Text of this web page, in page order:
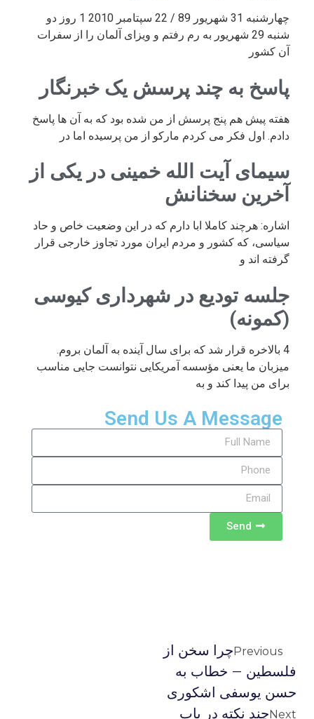
چهارشنبه 31 شهریور 89 / 22 سپتامبر 2010 1 روز دو
شنبه 29 شهریور به رم رفتم و ویزای آلمان را از سفرات
آن کشور
پاسخ به چند پرسش یک خبرنگار
هفته پیش هم پنج پرسش از من شده بود که به آن ها پاسخ
دادم. اول فکر می کردم مارکو از من پرسیده اما در
سیمای آیت الله خمینی در یکی از
آخرین سخنانش
اشاره: هرچند کاملا ابا دارم که در این وضعیت خاص و حاد
سیاسی، که کشور و مردم ایران مورد تجاوز خارجی قرار
گرفته اند و
جلسه تودیع در شهرداری کیوسی
(کمونه)
4 بالاخره قرار شد که برای سال آینده به آلمان بروم.
میزبان ما یعنی مؤسسه آمریکایی نتوانست جایی مناسب
برای من پیدا کند و به
Send Us A Message
Send
Previousچرا سخن از
فلسطین – خطاب به
حسن یوسفی اشکوری
Nextچند نکته در باب